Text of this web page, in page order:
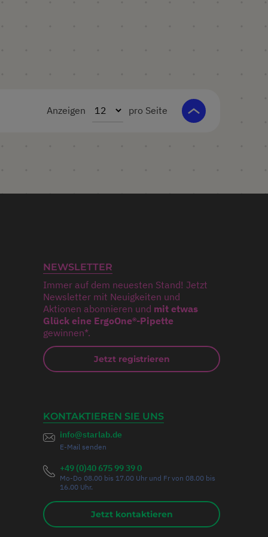
Anzeigen pro Seite
NEWSLETTER
Immer auf dem neuesten Stand! Jetzt
Newsletter mit Neuigkeiten und
Aktionen abonnieren und mit etwas
Glück eine ErgoOne®-Pipette
gewinnen*.
Jetzt registrieren
KONTAKTIEREN SIE UNS
info@starlab.de
E-Mail senden
+49 (0)40 675 99 39 0
Mo-Do 08.00 bis 17.00 Uhr und Fr von 08.00 bis
16.00 Uhr.
Jetzt kontaktieren